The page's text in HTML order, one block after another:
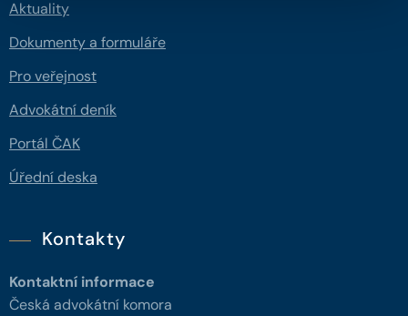
Aktuality
Dokumenty a formuláře
Pro veřejnost
Advokátní deník
Portál ČAK
Úřední deska
Kontakty
Kontaktní informace
Česká advokátní komora